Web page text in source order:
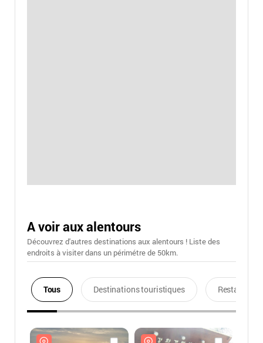
A voir aux alentours
Découvrez d'autres destinations aux alentours ! Liste des
endroits à visiter dans un périmétre de 50km.
Tous Destinations touristiques Restaurants